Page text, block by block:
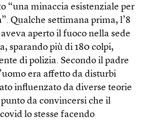
“una minaccia esistenziale per
Qualche settimana prima, l’8
aperto il fuoco nella sede
sparando più di 180 colpi,
di polizia. Secondo il padre
era affetto da disturbi
influenzato da diverse teorie
da convincersi che il
lo stesse facendo